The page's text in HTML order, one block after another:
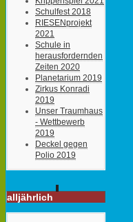
Schulfest 2018
RIESENprojekt
2021
Schule in
herausfordernden
Zeiten 2020
Planetarium 2019
Zirkus Konradi
2019
Unser Traumhaus
- Wettbewerb
2019
Deckel gegen
Polio 2019
alljährlich